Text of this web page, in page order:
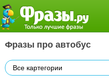
Фразы про автобус
Все картегории